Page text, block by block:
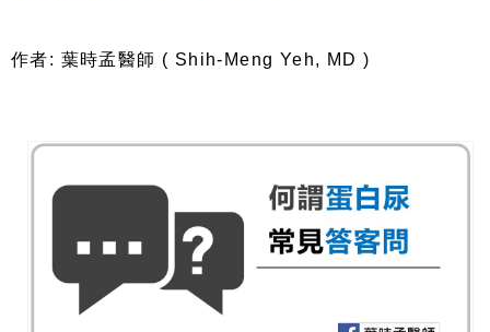
作者: 葉時孟醫師 ( Shih-Meng Yeh, MD )